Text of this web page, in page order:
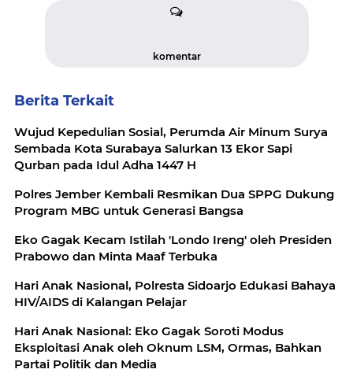
komentar
Berita Terkait
Wujud Kepedulian Sosial, Perumda Air Minum Surya
Sembada Kota Surabaya Salurkan 13 Ekor Sapi
Qurban pada Idul Adha 1447 H
Polres Jember Kembali Resmikan Dua SPPG Dukung
Program MBG untuk Generasi Bangsa
Eko Gagak Kecam Istilah 'Londo Ireng' oleh Presiden
Prabowo dan Minta Maaf Terbuka
Hari Anak Nasional, Polresta Sidoarjo Edukasi Bahaya
HIV/AIDS di Kalangan Pelajar
Hari Anak Nasional: Eko Gagak Soroti Modus
Eksploitasi Anak oleh Oknum LSM, Ormas, Bahkan
Partai Politik dan Media